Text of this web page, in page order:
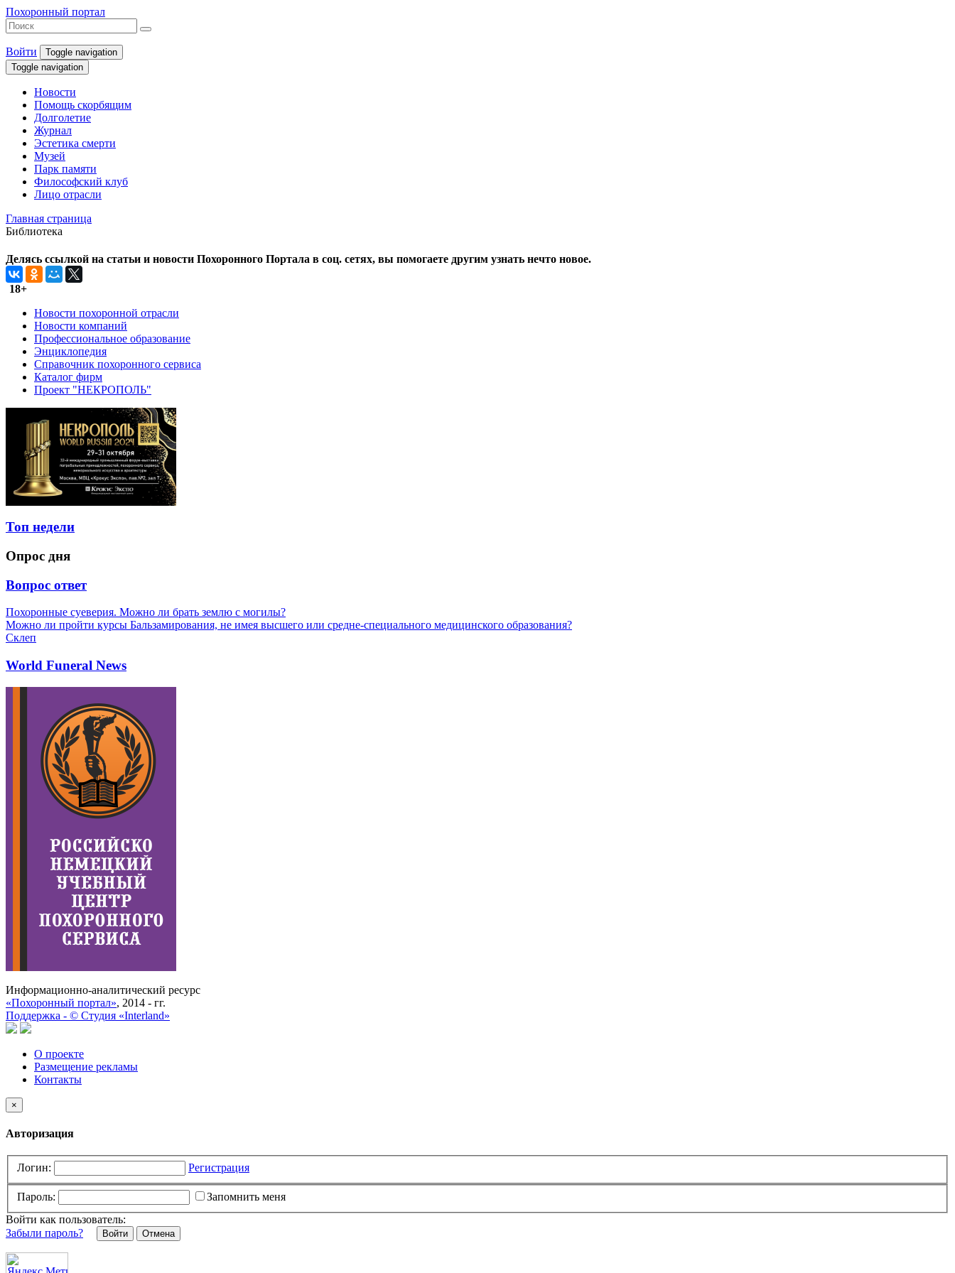
Похоронный портал
Войти
Toggle navigation
Toggle navigation
Новости
Помощь скорбящим
Долголетие
Журнал
Эстетика смерти
Музей
Парк памяти
Философский клуб
Лицо отрасли
Главная страница
Библиотека
Делясь ссылкой на статьи и новости Похоронного Портала в соц. сетях, вы помогаете другим узнать нечто новое.
18+
Новости похоронной отрасли
Новости компаний
Профессиональное образование
Энциклопедия
Справочник похоронного сервиса
Каталог фирм
Проект "НЕКРОПОЛЬ"
Топ недели
Опрос дня
Вопрос ответ
Похоронные суеверия. Можно ли брать землю с могилы?
Можно ли пройти курсы Бальзамирования, не имея высшего или средне-специального медицинского образования?
Склеп
World Funeral News
Информационно-аналитический ресурс
«Похоронный портал», 2014 - гг.
Поддержка - © Cтудия «Interland»
О проекте
Размещение рекламы
Контакты
×
Авторизация
Логин: Регистрация
Пароль:
Запомнить меня
Войти как пользователь:
Забыли пароль?
Отмена